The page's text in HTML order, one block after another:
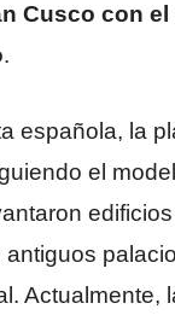
Cusco con el
.
española, la
el
antiguos
Actualmente,